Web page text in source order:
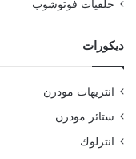
خلفيات فوتوشوب
ديكورات
انتريهات مودرن
ستائر مودرن
انترلوك